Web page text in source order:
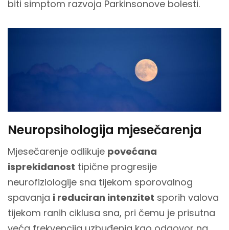
biti simptom razvoja Parkinsonove bolesti.
Neuropsihologija mjesečarenja
Mjesečarenje odlikuje povećana
isprekidanost tipične progresije
neurofiziologije sna tijekom sporovalnog
spavanja i reduciran intenzitet sporih valova
tijekom ranih ciklusa sna, pri čemu je prisutna